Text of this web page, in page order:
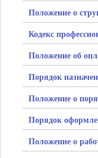
Положение о
Кодекс
Положение об
Порядок
Положение о
Порядок
Положение о